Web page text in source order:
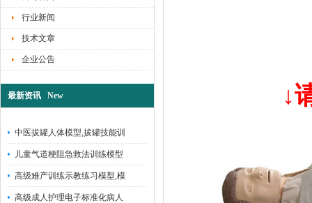
行业新闻
技术文章
企业公告
最新资讯 New
中医拔罐人体模型,拔罐技能训
儿童气道梗阻急救法训练模型
高级难产训练示教练习模型,模
高级成人护理电子标准化病人
↓